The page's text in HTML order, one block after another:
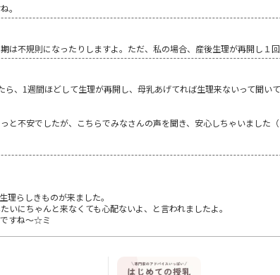
。
は不規則になったりしますよ。ただ、私の場合、産後生理が再開し１
、1週間ほどして生理が再開し、母乳あげてれば生理来ないって聞い
と不安でしたが、こちらでみなさんの声を聞き、安心しちゃいました（
理らしきものが来ました。
にちゃんと来なくても心配ないよ、と言われましたよ。
すね～☆ミ